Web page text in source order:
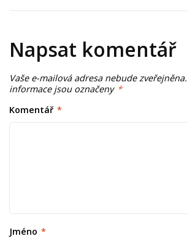
Napsat komentář
Vaše e-mailová adresa nebude zveřejněna.
informace jsou označeny *
Komentář *
Jméno *